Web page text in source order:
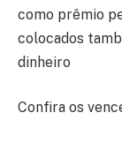
como prêmio
colocados
dinheiro
Confira os